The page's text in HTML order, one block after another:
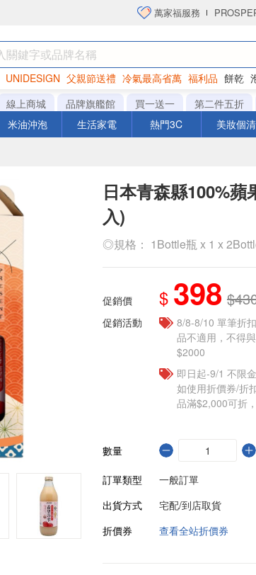
萬家福服務
UNIDESIGN 父親節送禮 冷氣最高省萬 福利品 餅乾
罐頭 海苔 洋芋片
線上商城 品牌旗艦館 買一送一 第二件五折
米油沖泡 生活家電 熱門3C 美妝個清
日本青森縣100%
入)
◎規格： 1Bottle瓶 x 1 x
促銷價 $ 398
促銷活動
8/8-8/10 單筆折
品不適用，不得
$2000
即日起-9/1 不限
如使用折價券/折
品滿$2,000可折
數量
訂單類型
一般訂單
出貨方式
宅配/到店取貨
折價券
查看全站折價券